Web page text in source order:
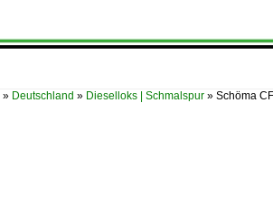
» Deutschland » Dieselloks | Schmalspur » Schöma